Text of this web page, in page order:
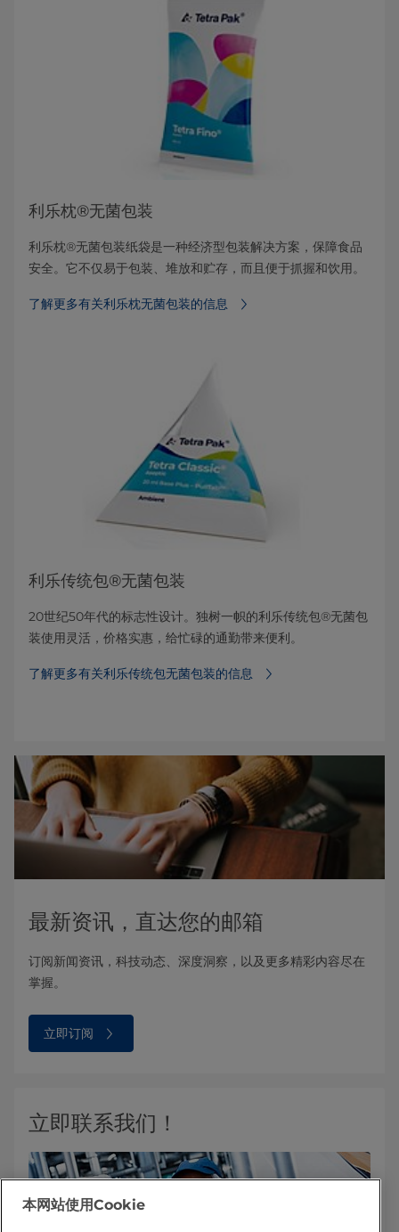
利乐枕®无菌包装
利乐枕®无菌包装纸袋是一种经济型包装解决方案，保障食品
安全。它不仅易于包装、堆放和贮存，而且便于抓握和饮用。
了解更多有关利乐枕无菌包装的信息
利乐传统包®无菌包装
20世纪50年代的标志性设计。独树一帜的利乐传统包®无菌包
装使用灵活，价格实惠，给忙碌的通勤带来便利。
了解更多有关利乐传统包无菌包装的信息
最新资讯，直达您的邮箱
订阅新闻资讯，科技动态、深度洞察，以及更多精彩内容尽在
掌握。
立即订阅
立即联系我们！
本网站使用Cookie